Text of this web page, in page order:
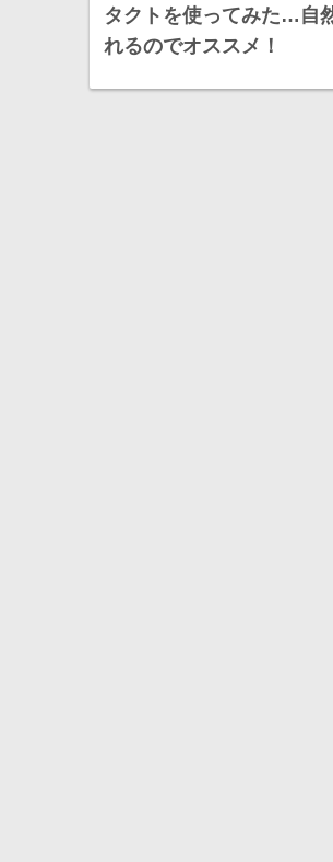
タクトを使ってみた…自
れるのでオススメ！